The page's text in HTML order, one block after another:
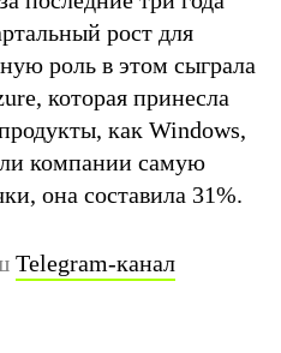
рост для
роль в этом сыграла
которая принесла
как Windows,
компании самую
она составила 31%.
Telegram-канал